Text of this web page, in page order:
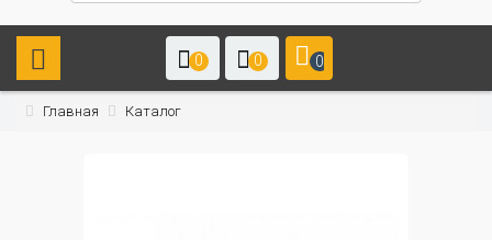
0 0 0
Главная Каталог